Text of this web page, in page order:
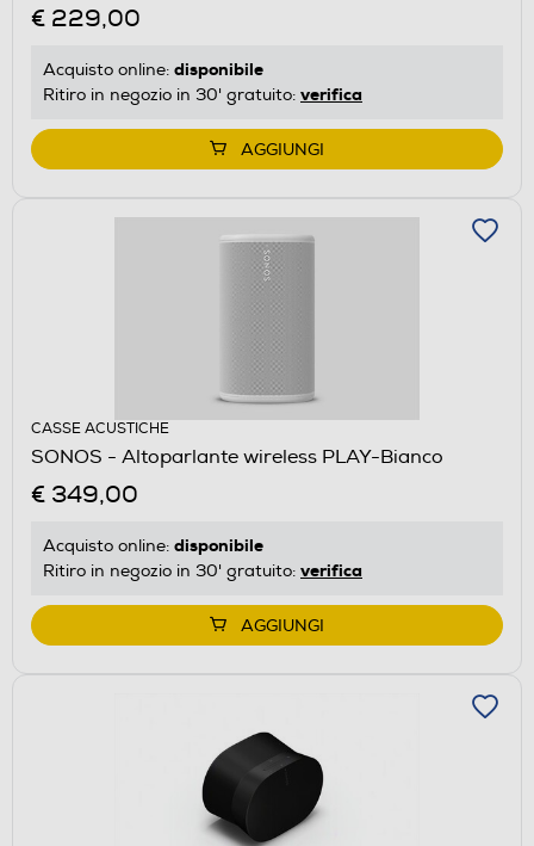
€ 229,00
Acquisto online: disponibile
Ritiro in negozio in 30' gratuito: verifica
AGGIUNGI
CASSE ACUSTICHE
SONOS - Altoparlante wireless PLAY-Bianco
€ 349,00
Acquisto online: disponibile
Ritiro in negozio in 30' gratuito: verifica
AGGIUNGI